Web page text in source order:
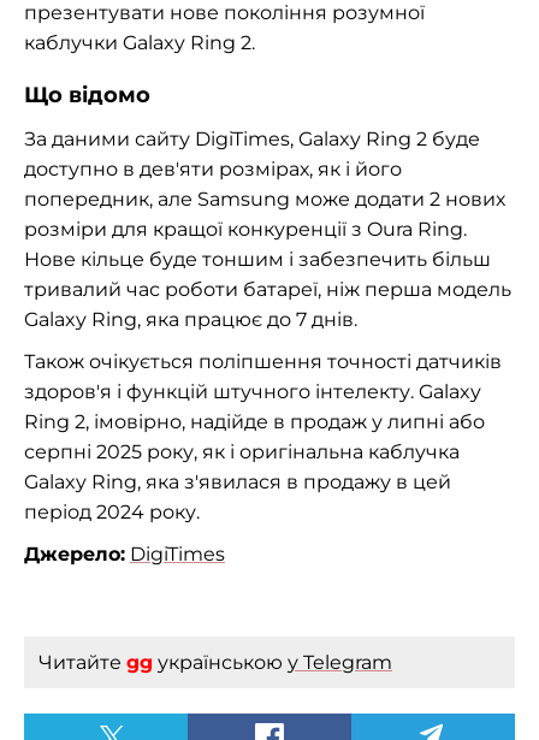
презентувати нове покоління розумної
каблучки Galaxy Ring 2.
Що відомо
За даними сайту DigiTimes, Galaxy Ring 2 буде
доступно в дев'яти розмірах, як і його
попередник, але Samsung може додати 2 нових
розміри для кращої конкуренції з Oura Ring.
Нове кільце буде тоншим і забезпечить більш
тривалий час роботи батареї, ніж перша модель
Galaxy Ring, яка працює до 7 днів.
Також очікується поліпшення точності датчиків
здоров'я і функцій штучного інтелекту. Galaxy
Ring 2, імовірно, надійде в продаж у липні або
серпні 2025 року, як і оригінальна каблучка
Galaxy Ring, яка з'явилася в продажу в цей
період 2024 року.
Джерело: DigiTimes
Читайте gg українською у Telegram